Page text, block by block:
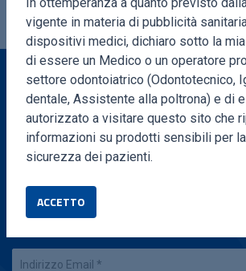
VUOI MAGGIORI
Compila il form e ti ricontatteremo
vigente in materia di pubblicità
dispositivi medici, dichiaro sotto la
di essere un Medico o un operatore
settore odontoiatrico (Odontotecnico,
dentale, Assistente alla poltrona) e di
autorizzato a visitare questo sito che
informazioni su prodotti sensibili per
sicurezza dei pazienti.
ACCETTO